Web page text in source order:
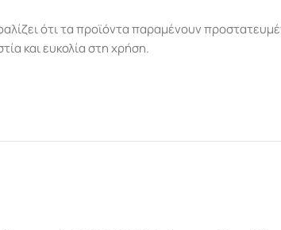
ότι τα προϊόντα παραμένουν
και ευκολία στη χρήση.